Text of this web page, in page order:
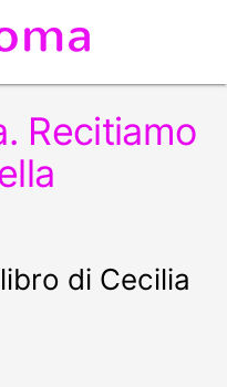
Recitiamo
di Cecilia